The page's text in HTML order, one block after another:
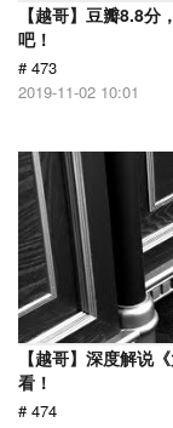
【越哥】豆瓣8.8
吧！
# 473
2019-11-02 10:01
【越哥】深度解说
看！
# 474